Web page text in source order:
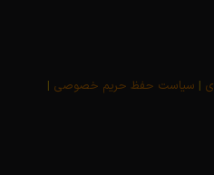
| سیاست حفظ حریم خصوصی |